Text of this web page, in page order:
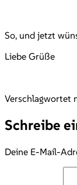
So, und jetzt
Liebe Grüße
Verschlagwortet
Schreibe
Deine E-Mail-